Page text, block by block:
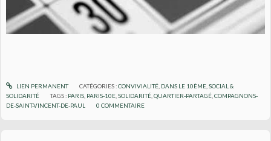
LIEN PERMANENT CATÉGORIES :CONVIVIALITÉ, DANS LE 10ÈME, SOCIAL &
SOLIDARITÉ
TAGS : PARIS PARIS-10E ,SOLIDARITÉ ,QUARTIER-PARTAGÉ ,COMPAGNONS-
DE-SAINT-VINCENT-DE-PAUL
0 COMMENTAIRE